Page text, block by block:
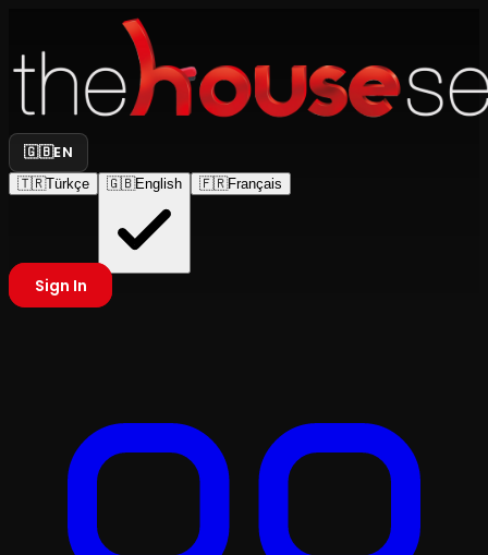
🇬🇧EN
🇹🇷Türkçe 🇬🇧English 🇫🇷Français
Sign In